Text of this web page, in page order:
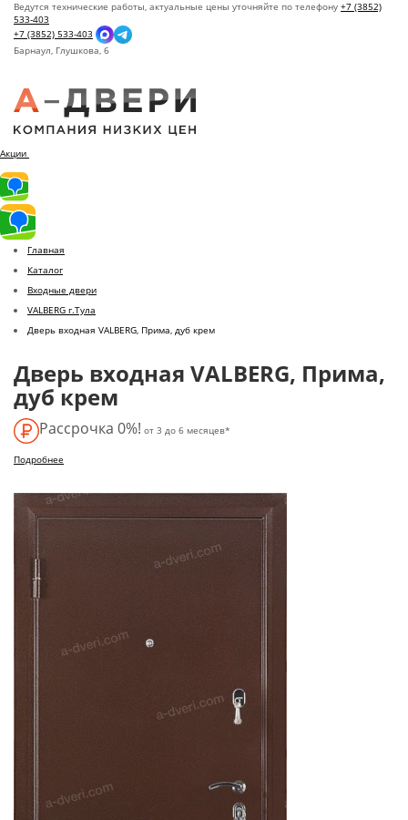
Ведутся технические работы, актуальные цены уточняйте по телефону +7 (3852)
533-403
+7 (3852) 533-403
Барнаул, Глушкова, 6
Акции
Главная
Каталог
Входные двери
VALBERG г.Тула
Дверь входная VALBERG, Прима, дуб крем
Дверь входная VALBERG, Прима,
дуб крем
Рассрочка 0%! от 3 до 6 месяцев*
Подробнее